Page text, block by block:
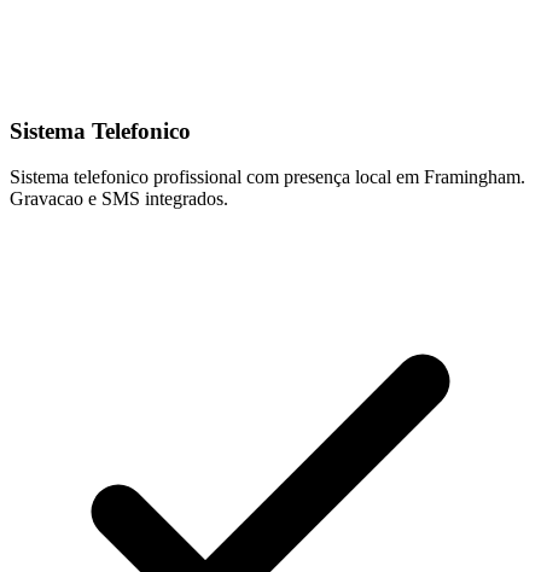
Sistema Telefonico
Sistema telefonico profissional com presença local em Framingham.
Gravacao e SMS integrados.